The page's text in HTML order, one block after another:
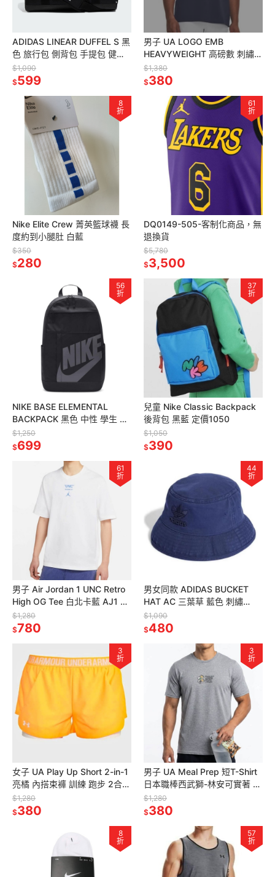
ADIDAS LINEAR DUFFEL S 黑
色 旅行包 側背包 手提包 健身
包
$1,090
$599
男子 UA LOGO EMB
HEAVYWEIGHT 高磅數 刺繡
LOGO 短袖上衣 海軍藍
$1,380
$380
8
折
Nike Elite Crew 菁英籃球襪 長
度約到小腿肚 白藍
$350
$280
61
折
DQ0149-505-客制化商品，無
退換貨
$5,780
$3,500
56
折
NIKE BASE ELEMENTAL
BACKPACK 黑色 中性 學生 後
背包
$1,250
$699
37
折
兒童 Nike Classic Backpack
後背包 黑藍 定價1050
$1,050
$390
61
折
男子 Air Jordan 1 UNC Retro
High OG Tee 白北卡藍 AJ1 高
磅數 短袖上衣 版型寬鬆
$1,280
$780
44
折
男女同款 ADIDAS BUCKET
HAT AC 三葉草 藍色 刺繡
Logo 休閒 穿搭 遮陽 漁夫帽
$1,090
$480
3
折
女子 UA Play Up Short 2-in-1
亮橘 內搭束褲 訓練 跑步 2合1
運動短褲
$1,280
$380
3
折
男子 UA Meal Prep 短T-Shirt
日本職棒西武獅-林安可實著 灰
色 定價1280
$1,280
$380
8
折
57
折